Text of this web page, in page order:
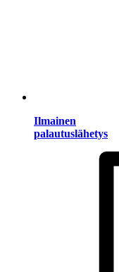
Ilmainen
palautuslähetys